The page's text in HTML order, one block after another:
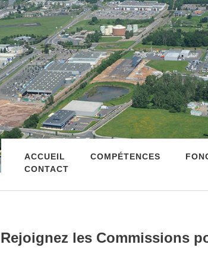
ACCUEIL COMPÉTENCES
CONTACT
Rejoignez les Commissions